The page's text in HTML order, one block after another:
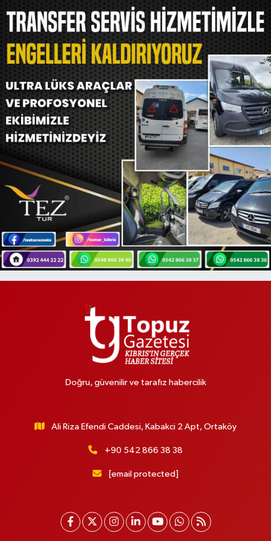
Doğru, güvenilir ve tarafız habercilik
Ali Riza Efendi Caddesi, Kabakci 2 Apt, Ortaköy
+90 542 866 38 38
[email protected]